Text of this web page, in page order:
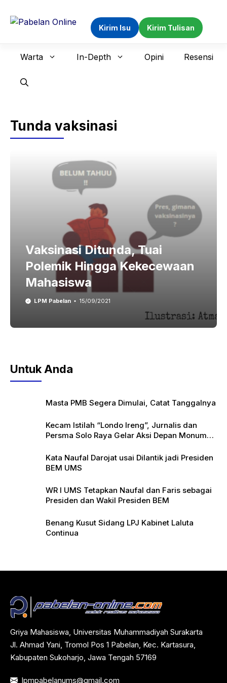
Kirim Isu Kirim Tulisan
Warta In-Depth Opini Resensi
Tunda vaksinasi
Vaksinasi Ditunda, Tuai
Polemik Hingga Kekecewaan
Mahasiswa
LPM Pabelan 15/09/2021
Untuk Anda
Masta PMB Segera Dimulai, Catat Tanggalnya
Kecam Istilah “Londo Ireng”, Jurnalis dan
Persma Solo Raya Gelar Aksi Depan Monumen
Kata Naufal Darojat usai Dilantik jadi Presiden
BEM UMS
WR I UMS Tetapkan Naufal dan Faris sebagai
Presiden dan Wakil Presiden BEM
Benang Kusut Sidang LPJ Kabinet Laluta
Continua
Griya Mahasiswa, Universitas Muhammadiyah Surakarta
Jl. Ahmad Yani, Tromol Pos 1 Pabelan, Kec. Kartasura,
Kabupaten Sukoharjo, Jawa Tengah 57169
lpmpabelanums@gmail.com